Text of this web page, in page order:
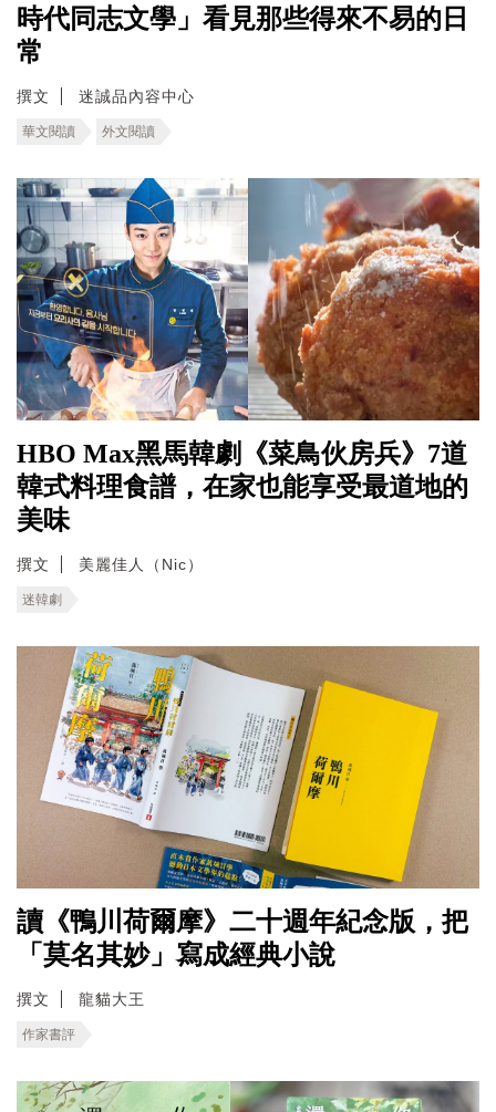
時代同志文學」看見那些得來不易的日
常
撰文 迷誠品內容中心
華文閱讀 外文閱讀
HBO Max黑馬韓劇《菜鳥伙房兵》7道
韓式料理食譜，在家也能享受最道地的
美味
撰文 美麗佳人（Nic）
迷韓劇
讀《鴨川荷爾摩》二十週年紀念版，把
「莫名其妙」寫成經典小說
撰文 龍貓大王
作家書評